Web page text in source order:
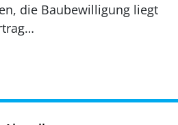
die Baubewilligung liegt